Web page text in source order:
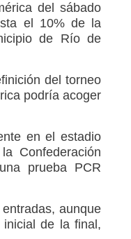
del sábado
el 10% de la
de Río de
del torneo
podría acoger
en el estadio
Confederación
prueba PCR
aunque
de la final,